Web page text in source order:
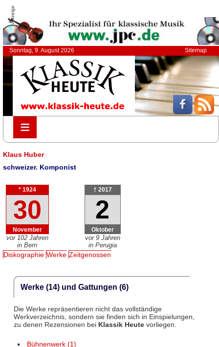
Anzeige
Sonntag, 9. August 2026 Sitemap
≡
≡
Klaus Huber
schweizer. Komponist
* 1924
30
November
vor 102 Jahren
in Bern
† 2017
2
Oktober
vor 9 Jahren
in Perugia
Diskographie Werke Zeitgenossen
Werke (14) und Gattungen (6)
Die Werke repräsentieren nicht das vollständige
Werkverzeichnis, sondern sie finden sich in Einspielungen,
zu denen Rezensionen bei Klassik Heutevorliegen.
Bühnenwerk (1)